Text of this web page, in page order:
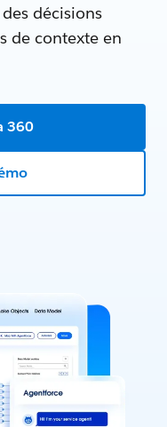
décisions
de contexte en
360